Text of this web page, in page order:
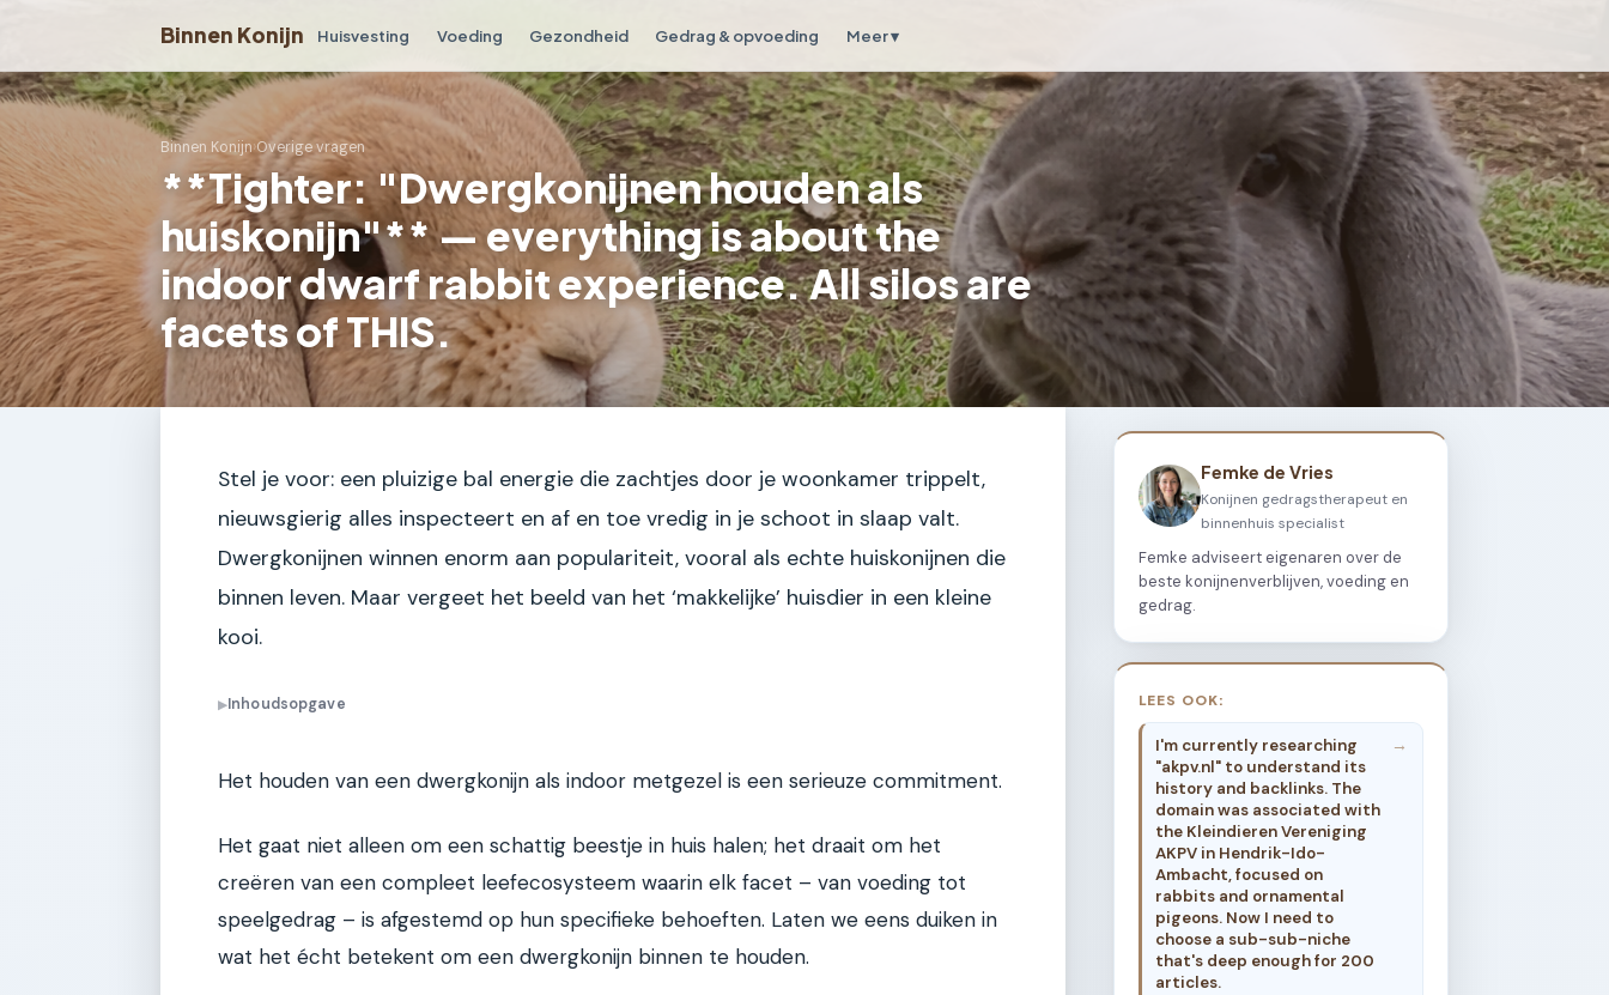
Binnen Konijn Huisvesting Voeding Gezondheid Gedrag & opvoeding Meer ▾
Binnen Konijn›Overige vragen
**Tighter: "Dwergkonijnen houden als
huiskonijn"** — everything is about the
indoor dwarf rabbit experience. All silos are
facets of THIS.
Stel je voor: een pluizige bal energie die zachtjes door je woonkamer trippelt,
nieuwsgierig alles inspecteert en af en toe vredig in je schoot in slaap valt.
Dwergkonijnen winnen enorm aan populariteit, vooral als echte huiskonijnen die
binnen leven. Maar vergeet het beeld van het ‘makkelijke’ huisdier in een kleine
kooi.
▶Inhoudsopgave
Het houden van een dwergkonijn als indoor metgezel is een serieuze commitment.
Het gaat niet alleen om een schattig beestje in huis halen; het draait om het
creëren van een compleet leefecosysteem waarin elk facet – van voeding tot
speelgedrag – is afgestemd op hun specifieke behoeften. Laten we eens duiken in
wat het écht betekent om een dwergkonijn binnen te houden.
Femke de Vries
Konijnen gedragstherapeut en
binnenhuis specialist
Femke adviseert eigenaren over de
beste konijnenverblijven, voeding en
gedrag.
LEES OOK:
I'm currently researching
"akpv.nl" to understand its
history and backlinks. The
domain was associated with
the Kleindieren Vereniging
AKPV in Hendrik-Ido-
Ambacht, focused on
rabbits and ornamental
pigeons. Now I need to
choose a sub-sub-niche
that's deep enough for 200
articles.